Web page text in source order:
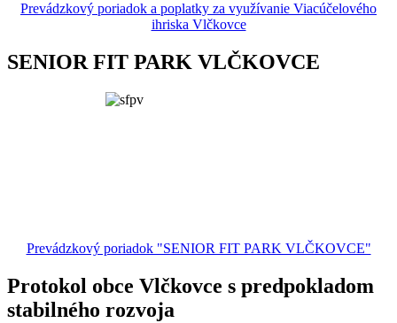
Prevádzkový poriadok a poplatky za využívanie Viacúčelového
ihriska Vlčkovce
SENIOR FIT PARK VLČKOVCE
Prevádzkový poriadok "SENIOR FIT PARK VLČKOVCE"
Protokol obce Vlčkovce s predpokladom
stabilného rozvoja